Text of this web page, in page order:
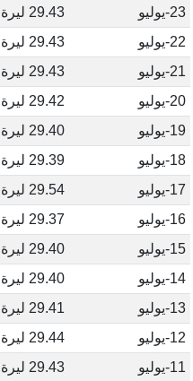
23-يوليو
29.43 ليرة سورية
22-يوليو
29.43 ليرة سورية
21-يوليو
29.43 ليرة سورية
20-يوليو
29.42 ليرة سورية
19-يوليو
29.40 ليرة سورية
18-يوليو
29.39 ليرة سورية
17-يوليو
29.54 ليرة سورية
16-يوليو
29.37 ليرة سورية
15-يوليو
29.40 ليرة سورية
14-يوليو
29.40 ليرة سورية
13-يوليو
29.41 ليرة سورية
12-يوليو
29.44 ليرة سورية
11-يوليو
29.43 ليرة سورية